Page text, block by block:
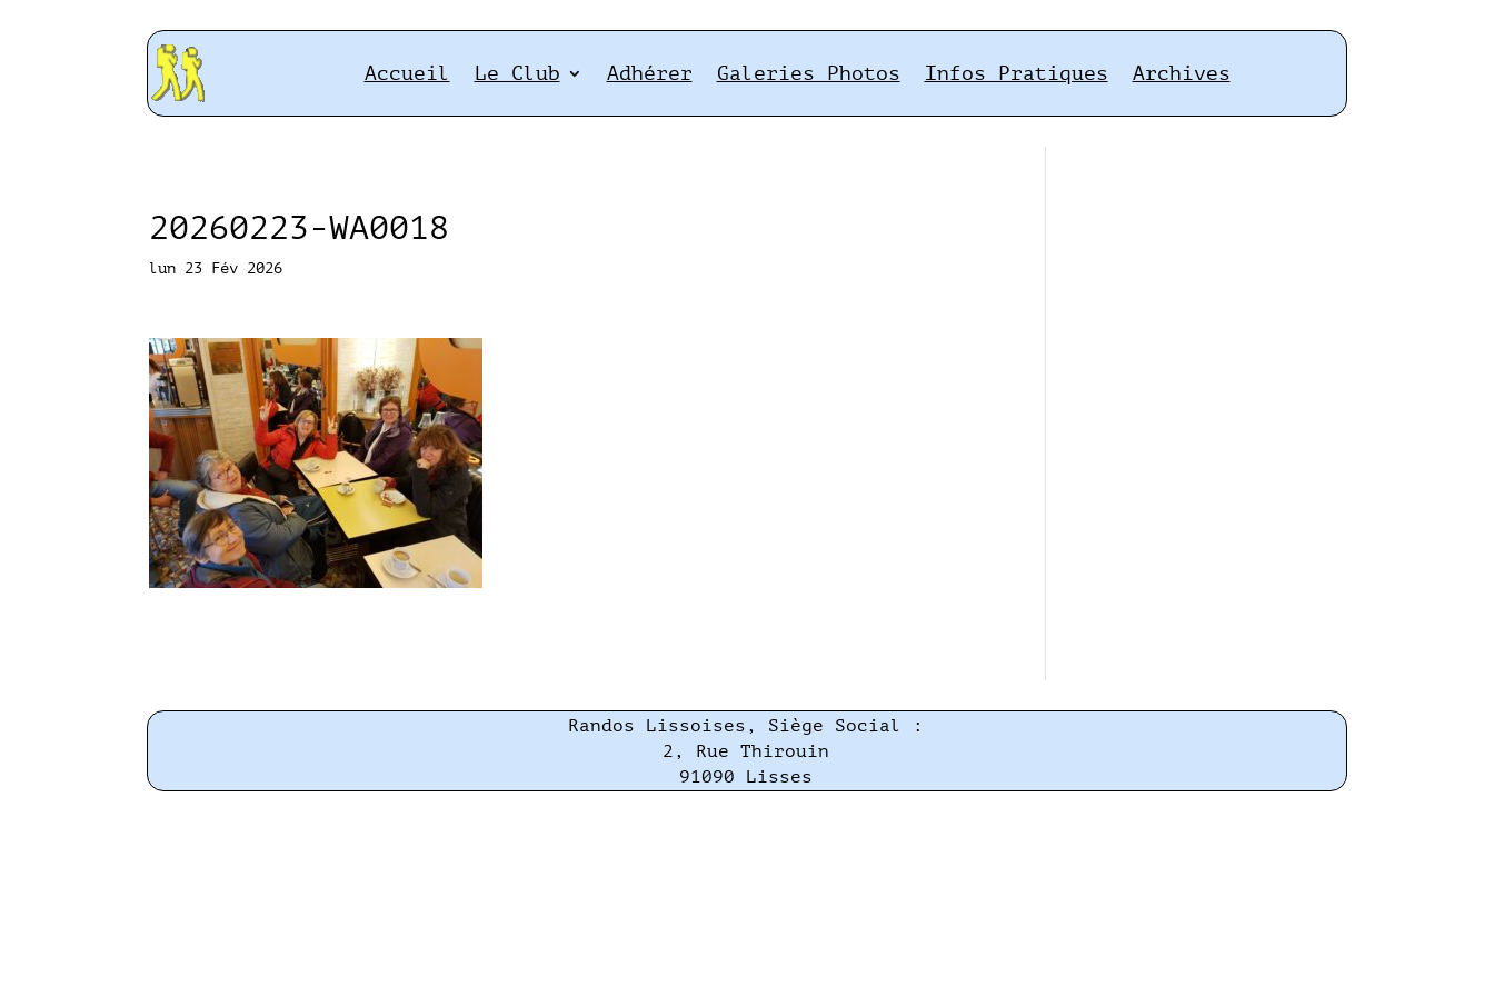
Accueil Le Club Adhérer Galeries Photos Infos Pratiques Archives
20260223-WA0018
lun 23 Fév 2026
Randos Lissoises, Siège Social :
2, Rue Thirouin
91090 Lisses